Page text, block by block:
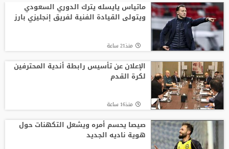
ماتياس يايسله يترك الدوري السعودي
ويتولى القيادة الفنية لفريق إنجليزي بارز
منذ21 ساعة
الإعلان عن تأسيس رابطة أندية المحترفين
لكرة القدم
منذ16 ساعة
صيصا يحسم أمره ويشعل التكهنات حول
هوية ناديه الجديد